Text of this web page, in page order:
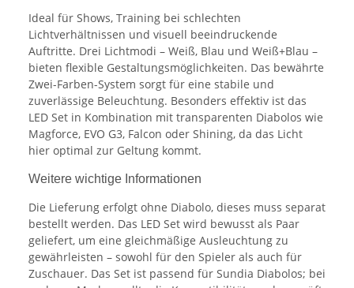
Ideal für Shows, Training bei schlechten
Lichtverhältnissen und visuell beeindruckende
Auftritte. Drei Lichtmodi – Weiß, Blau und Weiß+Blau –
bieten flexible Gestaltungsmöglichkeiten. Das bewährte
Zwei-Farben-System sorgt für eine stabile und
zuverlässige Beleuchtung. Besonders effektiv ist das
LED Set in Kombination mit transparenten Diabolos wie
Magforce, EVO G3, Falcon oder Shining, da das Licht
hier optimal zur Geltung kommt.
Weitere wichtige Informationen
Die Lieferung erfolgt ohne Diabolo, dieses muss separat
bestellt werden. Das LED Set wird bewusst als Paar
geliefert, um eine gleichmäßige Ausleuchtung zu
gewährleisten – sowohl für den Spieler als auch für
Zuschauer. Das Set ist passend für Sundia Diabolos; bei